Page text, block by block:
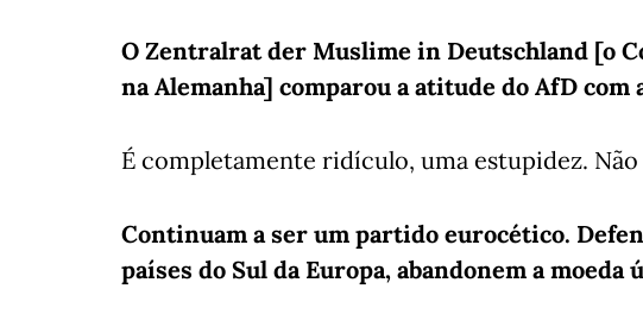
O Zentralrat der Muslime in Deutschland [o
na Alemanha] comparou a atitude do AfD
É completamente ridículo, uma estupidez. Não
Continuam a ser um partido eurocético.
países do Sul da Europa, abandonem a moeda